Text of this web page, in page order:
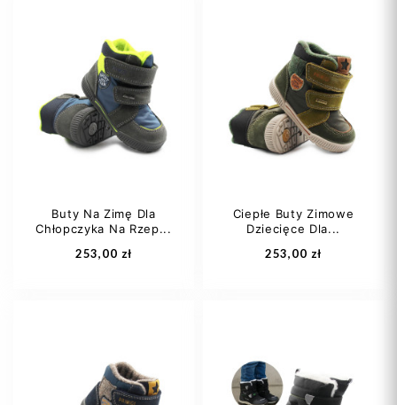
21
22
23
24 +1
Dodaj do koszyka
22 23
Dodaj do koszyka
Buty Na Zimę Dla
Chłopczyka Na Rzep...
253,00 zł
Ciepłe Buty Zimowe
Dziecięce Dla...
253,00 zł